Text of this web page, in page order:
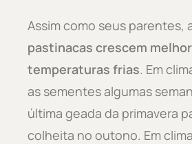
Assim como seus parentes,
pastinacas crescem
temperaturas frias. Em
as sementes algumas
última geada da primavera
colheita no outono. Em